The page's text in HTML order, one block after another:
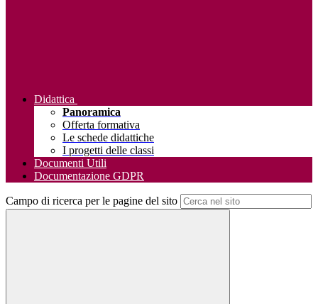
Didattica
Panoramica
Offerta formativa
Le schede didattiche
I progetti delle classi
Documenti Utili
Documentazione GDPR
Campo di ricerca per le pagine del sito